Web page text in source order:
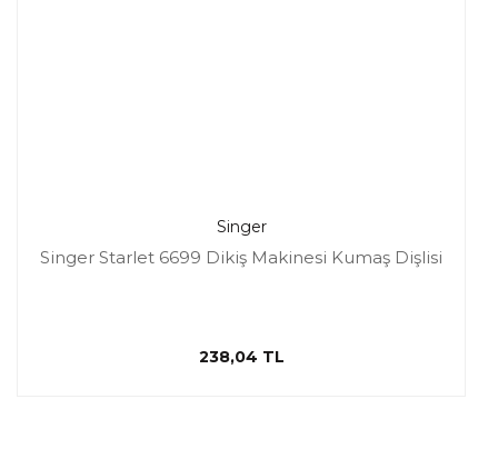
Singer
Singer Starlet 6699 Dikiş Makinesi Kumaş Dişlisi
238,04 TL